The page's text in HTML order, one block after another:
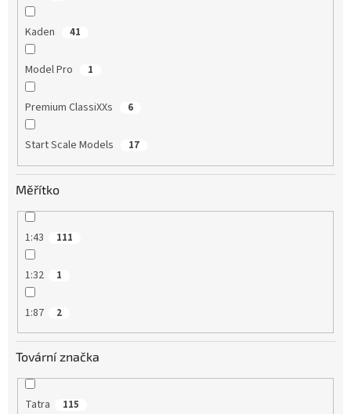
Kaden 41
Model Pro 1
Premium ClassiXXs 6
Start Scale Models 17
Měřítko
1:43 111
1:32 1
1:87 2
Tovární značka
Tatra 115